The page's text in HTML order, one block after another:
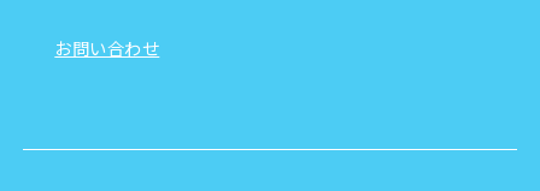
お問い合わせ